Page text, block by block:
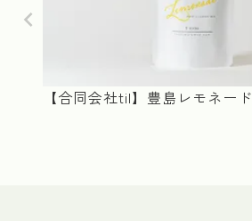
【合同会社til】豊島レモネード